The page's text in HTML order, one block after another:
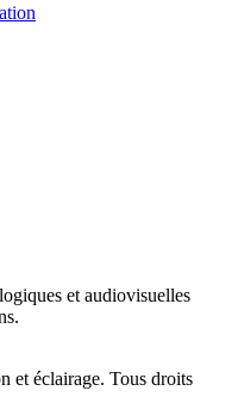
et audiovisuelles
et éclairage. Tous droits